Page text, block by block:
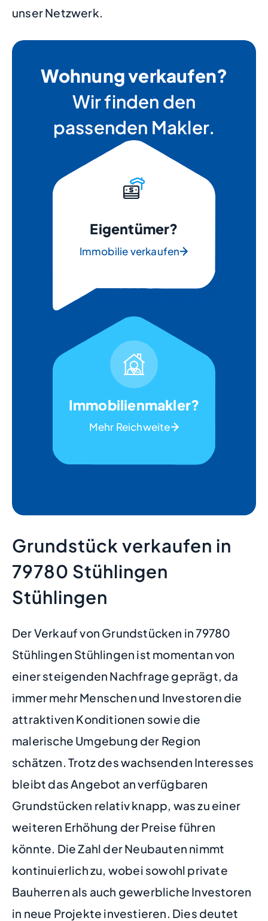
unser Netzwerk.
Wohnung verkaufen?
Wir finden den
passenden Makler.
Eigentümer?
Immobilie verkaufen
Immobilienmakler?
Mehr Reichweite
Grundstück verkaufen in
79780 Stühlingen
Stühlingen
Der Verkauf von Grundstücken in 79780
Stühlingen Stühlingen ist momentan von
einer steigenden Nachfrage geprägt, da
immer mehr Menschen und Investoren die
attraktiven Konditionen sowie die
malerische Umgebung der Region
schätzen. Trotz des wachsenden Interesses
bleibt das Angebot an verfügbaren
Grundstücken relativ knapp, was zu einer
weiteren Erhöhung der Preise führen
könnte. Die Zahl der Neubauten nimmt
kontinuierlich zu, wobei sowohl private
Bauherren als auch gewerbliche Investoren
in neue Projekte investieren. Dies deutet